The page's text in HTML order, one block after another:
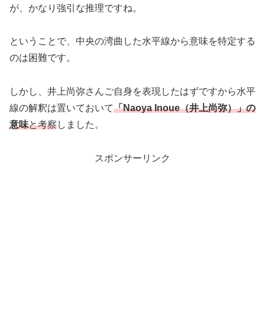
が、かなり強引な推理ですね。
ということで、中央の湾曲した水平線から意味を特定する
のは困難です。
しかし、井上尚弥さんご自身を表現したはずですから水平
線の解釈は置いておいて「Naoya Inoue（井上尚弥）」の
意味と考察しました。
スポンサーリンク